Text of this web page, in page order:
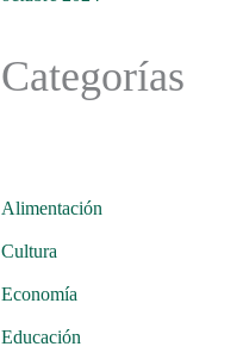
Categorías
Alimentación
Cultura
Economía
Educación